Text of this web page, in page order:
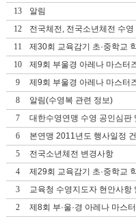
13
알림
12
전국체전, 전국소년체전 수
11
제30회 교육감기 초·중학교
10
제9회 부울경 아레나 마스터
9
제9회 부울경 아레나 마스터
8
알림(수영복 관련 정보)
7
대한수영연맹 수영 공인심판
6
본연맹 2011년도 행사일정 건
5
전국소년체전 변경사항
4
제29회 교육감기 초·중학교
3
교육청 수영지도자 현안사항
2
제8회 부·울·경 아레나 마스